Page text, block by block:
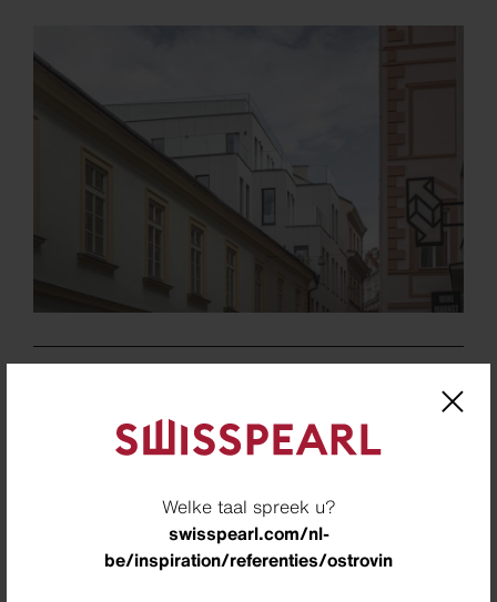
Welke taal spreek u?
swisspearl.com/nl-
be/inspiration/referenties/ostrovin
Praag, Tsjechië
KC Architecture s.r.o., Praha 1 - Nové Město,